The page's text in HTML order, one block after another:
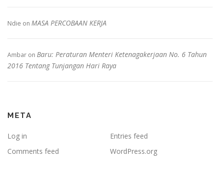
Ndie on MASA PERCOBAAN KERJA
Ambar on Baru: Peraturan Menteri Ketenagakerjaan No. 6 Tahun
2016 Tentang Tunjangan Hari Raya
META
Log in
Entries feed
Comments feed
WordPress.org